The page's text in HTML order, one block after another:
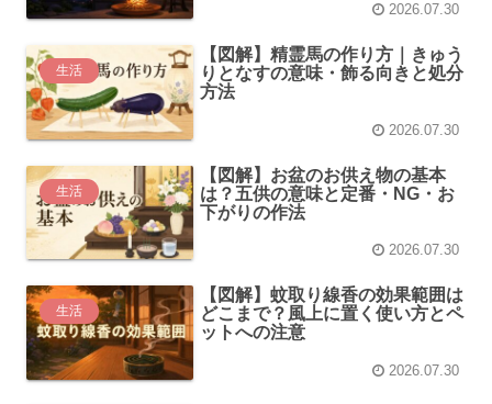
2026.07.30
生活
【図解】精霊馬の作り方｜きゅう
りとなすの意味・飾る向きと処分
方法
2026.07.30
生活
【図解】お盆のお供え物の基本
は？五供の意味と定番・NG・お
下がりの作法
2026.07.30
生活
【図解】蚊取り線香の効果範囲は
どこまで？風上に置く使い方とペ
ットへの注意
2026.07.30